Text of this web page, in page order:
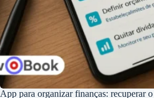
App para organizar finanças: recuperar